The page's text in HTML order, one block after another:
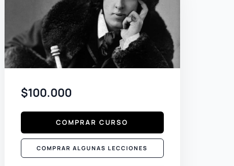
$100.000
COMPRAR CURSO
COMPRAR ALGUNAS LECCIONES